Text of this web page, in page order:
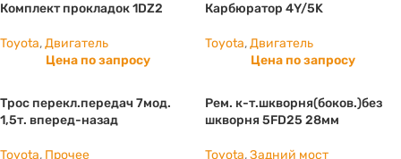
Комплект прокладок 1DZ2
Toyota,Двигатель
Цена по запросу
Карбюратор 4Y/5K
Toyota,Двигатель
Цена по запросу
Трос перекл.передач 7мод.
1,5т. вперед-назад
Toyota, Прочее
Рем. к-т.шкворня(боков.)без
шкворня 5FD25 28мм
Toyota,Задний мост